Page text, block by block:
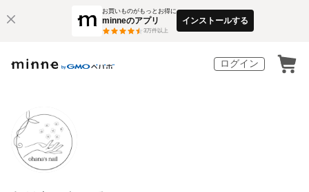
お買いものがもっとお得に
minneのアプリ
3万件以上
インストールする
ログイン